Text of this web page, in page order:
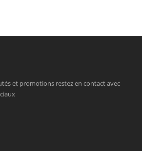
et promotions restez en contact avec